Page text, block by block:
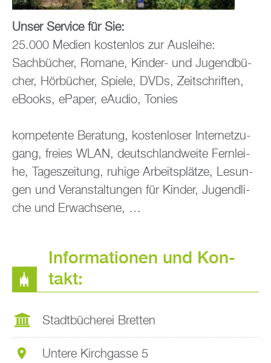
Unser Ser­vice für Sie:
25.000 Me­di­en kos­ten­los zur Aus­lei­he:
Sach­bü­cher, Ro­ma­ne, Kin­der- und Ju­gend­bü­
cher, Hör­bü­cher, Spie­le, DVDs, Zeit­schrif­ten,
eBooks, ePa­per, eAu­dio, To­nies
kom­pe­ten­te Be­ra­tung, kos­ten­lo­ser In­ter­net­zu­
gang, frei­es WLAN, deutsch­land­wei­te Fern­lei­
he, Ta­ges­zei­tung, ru­hi­ge Ar­beits­plät­ze, Le­sun­
gen und Ver­an­stal­tun­gen für Kin­der, Ju­gend­li­
che und Er­wach­se­ne, …
In­for­ma­tio­nen und Kon­
takt:
Stadt­bü­che­rei Brett­en
Un­te­re Kirch­gas­se 5